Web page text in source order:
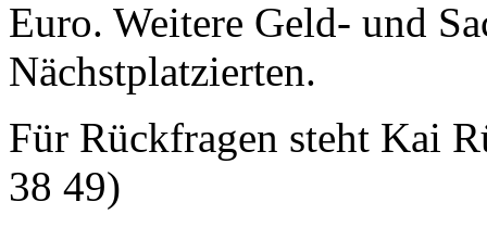
Euro. Weitere Geld- und
Nächstplatzierten.
Für Rückfragen steht Kai
38 49)